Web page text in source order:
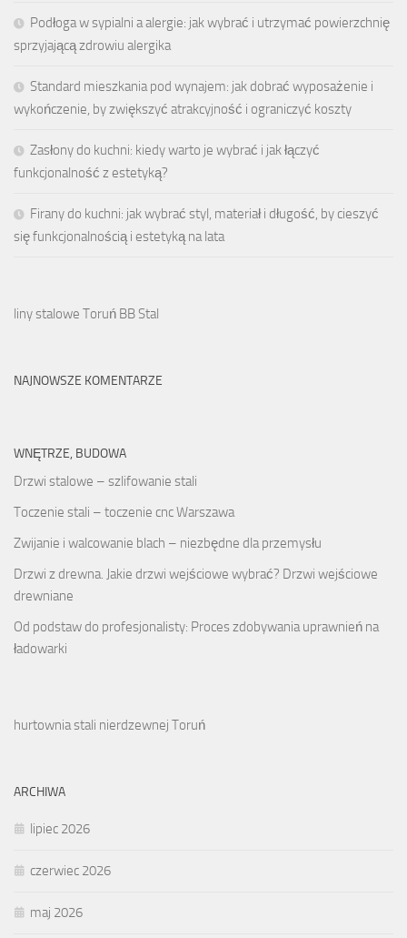
Podłoga w sypialni a alergie: jak wybrać i utrzymać powierzchnię
sprzyjającą zdrowiu alergika
Standard mieszkania pod wynajem: jak dobrać wyposażenie i
wykończenie, by zwiększyć atrakcyjność i ograniczyć koszty
Zasłony do kuchni: kiedy warto je wybrać i jak łączyć
funkcjonalność z estetyką?
Firany do kuchni: jak wybrać styl, materiał i długość, by cieszyć
się funkcjonalnością i estetyką na lata
liny stalowe Toruń BB Stal
NAJNOWSZE KOMENTARZE
WNĘTRZE, BUDOWA
Drzwi stalowe – szlifowanie stali
Toczenie stali – toczenie cnc Warszawa
Zwijanie i walcowanie blach – niezbędne dla przemysłu
Drzwi z drewna. Jakie drzwi wejściowe wybrać? Drzwi wejściowe
drewniane
Od podstaw do profesjonalisty: Proces zdobywania uprawnień na
ładowarki
hurtownia stali nierdzewnej Toruń
ARCHIWA
lipiec 2026
czerwiec 2026
maj 2026